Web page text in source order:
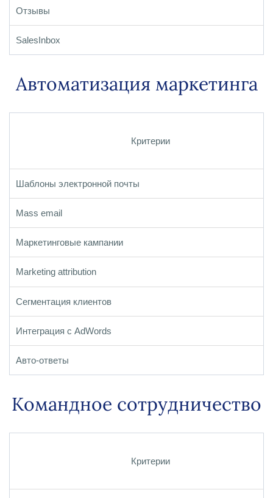
Отзывы
SalesInbox
Автоматизация маркетинга
Критерии
Шаблоны электронной почты
Mass email
Маркетинговые кампании
Marketing attribution
Сегментация клиентов
Интеграция с AdWords
Авто-ответы
Командное сотрудничество
Критерии